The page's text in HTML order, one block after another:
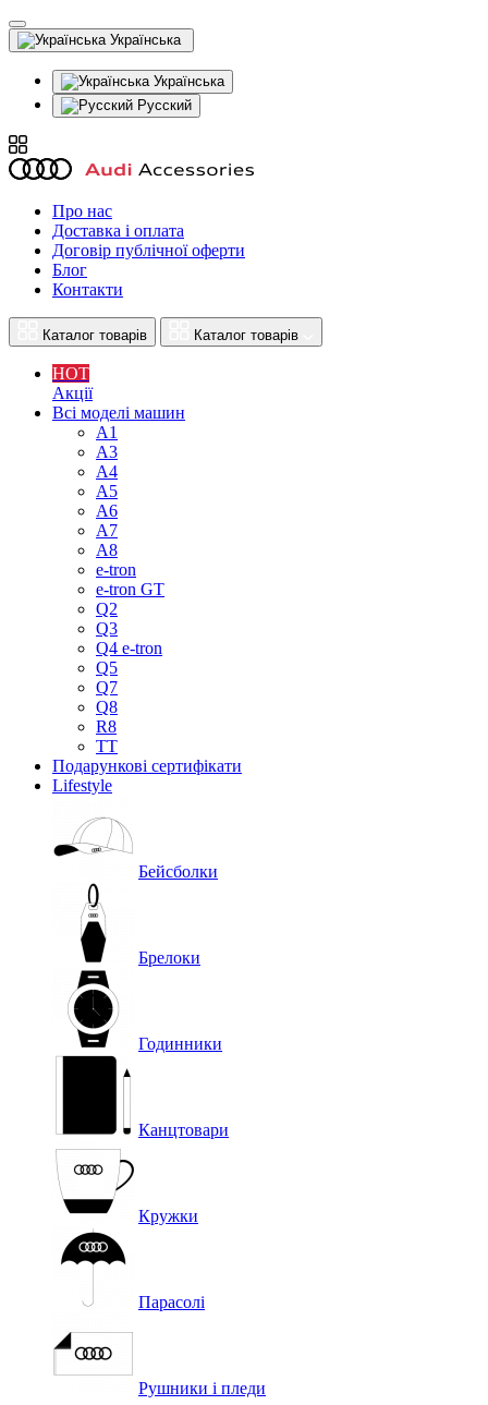
Українська
Українська
Русский
Про нас
Доставка і оплата
Договір публічної оферти
Блог
Контакти
Каталог товарів Каталог товарів
HOT
Акції
Всі моделі машин
A1
A3
A4
A5
A6
A7
A8
e-tron
e-tron GT
Q2
Q3
Q4 e-tron
Q5
Q7
Q8
R8
TT
Подарункові сертифікати
Lifestyle
Бейсболки
Брелоки
Годинники
Канцтовари
Кружки
Парасолі
Рушники і пледи